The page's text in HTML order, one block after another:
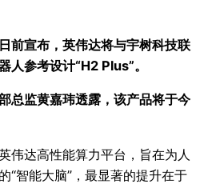
前宣布，英伟达将与宇树科技联
人参考设计“H2 Plus”。
总监黄嘉玮透露，该产品将于今
伟达高性能算力平台，旨在为人
“智能大脑”，最显著的提升在于